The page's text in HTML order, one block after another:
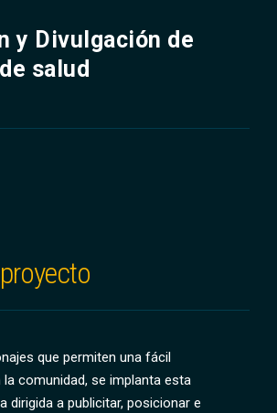
y Divulgación de
salud
que permiten una fácil
comunidad, se implanta esta
dirigida a publicitar, posicionar e